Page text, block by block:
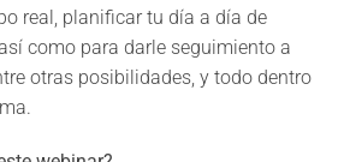
real, planificar tu día a día de
como para darle seguimiento a
otras posibilidades, y todo dentro